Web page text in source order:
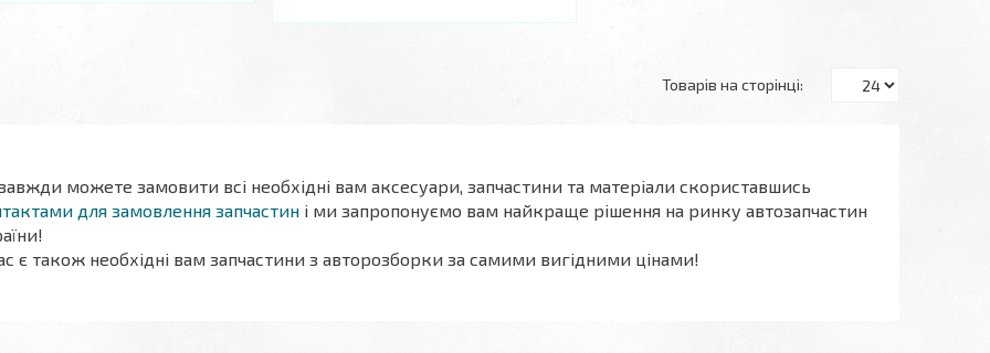
можете замовити всі необхідні вам аксесуари, запчастини та матеріали скориставшись
для замовлення запчастин і ми запропонуємо вам найкраще рішення на ринку автозапчастин
є також необхідні вам запчастини з авторозборки за самими вигідними цінами!